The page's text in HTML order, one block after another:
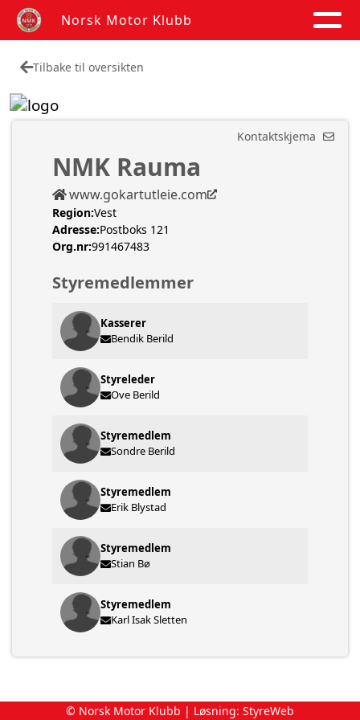
Norsk Motor Klubb
Tilbake til oversikten
Kontaktskjema
NMK Rauma
www.gokartutleie.com
Region:Vest
Adresse:Postboks 121
Org.nr:991467483
Styremedlemmer
Kasserer
Bendik Berild
Styreleder
Ove Berild
Styremedlem
Sondre Berild
Styremedlem
Erik Blystad
Styremedlem
Stian Bø
Styremedlem
Karl Isak Sletten
© Norsk Motor Klubb | Løsning: StyreWeb